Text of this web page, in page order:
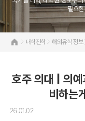
학생후기
고객서비스
유학가이드
네
해
미
호
필요
대학진학 해외유학 정보
호주 의대 | 의
비하는
26.01.02